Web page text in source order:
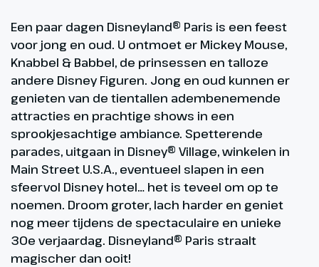
Een paar dagen Disneyland® Paris is een feest
voor jong en oud. U ontmoet er Mickey Mouse,
Knabbel & Babbel, de prinsessen en talloze
andere Disney Figuren. Jong en oud kunnen er
genieten van de tientallen adembenemende
attracties en prachtige shows in een
sprookjesachtige ambiance. Spetterende
parades, uitgaan in Disney® Village, winkelen in
Main Street U.S.A., eventueel slapen in een
sfeervol Disney hotel… het is teveel om op te
noemen. Droom groter, lach harder en geniet
nog meer tijdens de spectaculaire en unieke
30e verjaardag. Disneyland® Paris straalt
magischer dan ooit!